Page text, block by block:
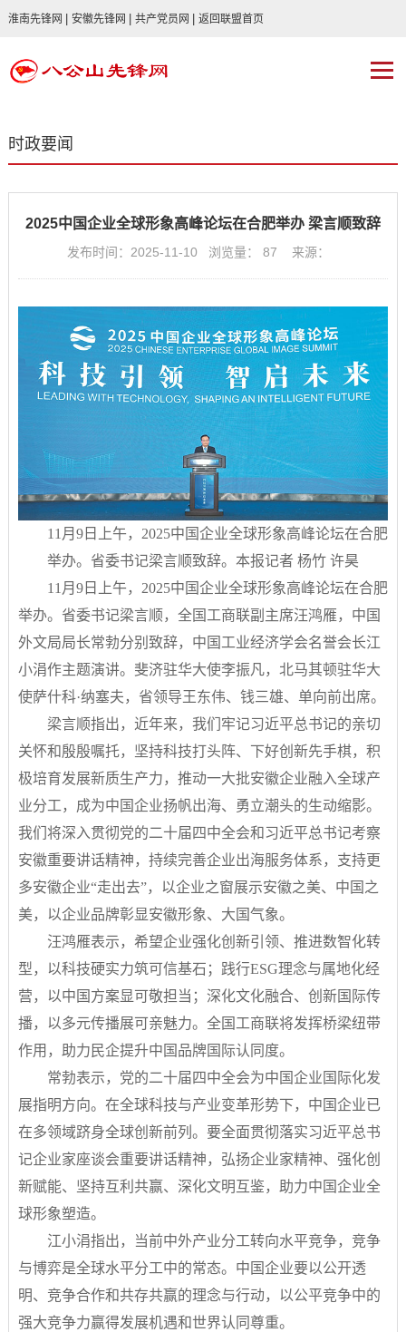
淮南先锋网 安徽先锋网 共产党员网 返回联盟首页
时政要闻
2025中国企业全球形象高峰论坛在合肥举办 梁言顺致辞
发布时间：2025-11-10 浏览量： 87 来源：
11月9日上午，2025中国企业全球形象高峰论坛在合肥
举办。省委书记梁言顺致辞。本报记者 杨竹 许昊
11月9日上午，2025中国企业全球形象高峰论坛在合肥
举办。省委书记梁言顺，全国工商联副主席汪鸿雁，中国
外文局局长常勃分别致辞，中国工业经济学会名誉会长江
小涓作主题演讲。斐济驻华大使李振凡，北马其顿驻华大
使萨什科·纳塞夫，省领导王东伟、钱三雄、单向前出席。
梁言顺指出，近年来，我们牢记习近平总书记的亲切
关怀和殷殷嘱托，坚持科技打头阵、下好创新先手棋，积
极培育发展新质生产力，推动一大批安徽企业融入全球产
业分工，成为中国企业扬帆出海、勇立潮头的生动缩影。
我们将深入贯彻党的二十届四中全会和习近平总书记考察
安徽重要讲话精神，持续完善企业出海服务体系，支持更
多安徽企业“走出去”，以企业之窗展示安徽之美、中国之
美，以企业品牌彰显安徽形象、大国气象。
汪鸿雁表示，希望企业强化创新引领、推进数智化转
型，以科技硬实力筑可信基石；践行ESG理念与属地化经
营，以中国方案显可敬担当；深化文化融合、创新国际传
播，以多元传播展可亲魅力。全国工商联将发挥桥梁纽带
作用，助力民企提升中国品牌国际认同度。
常勃表示，党的二十届四中全会为中国企业国际化发
展指明方向。在全球科技与产业变革形势下，中国企业已
在多领域跻身全球创新前列。要全面贯彻落实习近平总书
记企业家座谈会重要讲话精神，弘扬企业家精神、强化创
新赋能、坚持互利共赢、深化文明互鉴，助力中国企业全
球形象塑造。
江小涓指出，当前中外产业分工转向水平竞争，竞争
与博弈是全球水平分工中的常态。中国企业要以公开透
明、竞争合作和共存共赢的理念与行动，以公平竞争中的
强大竞争力赢得发展机遇和世界认同尊重。